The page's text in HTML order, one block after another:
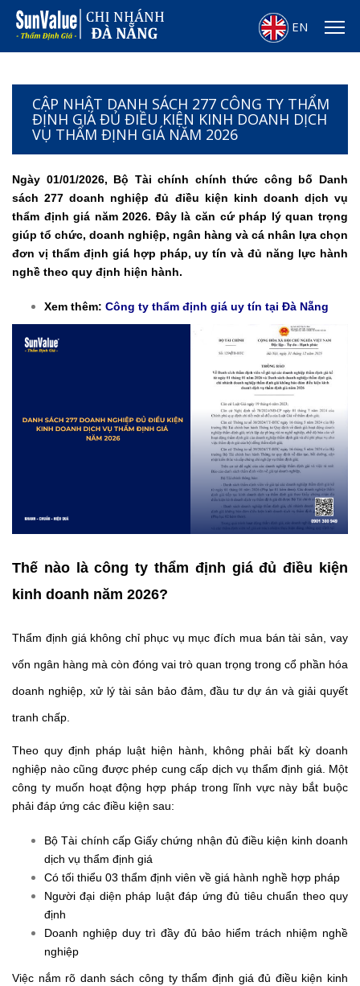
EN
CẬP NHẬT DANH SÁCH 277 CÔNG TY THẨM
ĐỊNH GIÁ ĐỦ ĐIỀU KIỆN KINH DOANH DỊCH
VỤ THẨM ĐỊNH GIÁ NĂM 2026
Ngày 01/01/2026, Bộ Tài chính chính thức công bố Danh
sách 277 doanh nghiệp đủ điều kiện kinh doanh dịch vụ
thẩm định giá năm 2026. Đây là căn cứ pháp lý quan trọng
giúp tổ chức, doanh nghiệp, ngân hàng và cá nhân lựa chọn
đơn vị thẩm định giá hợp pháp, uy tín và đủ năng lực hành
nghề theo quy định hiện hành.
Xem thêm: Công ty thẩm định giá uy tín tại Đà Nẵng
Thế nào là công ty thẩm định giá đủ điều kiện
kinh doanh năm 2026?
Thẩm định giá không chỉ phục vụ mục đích mua bán tài sản, vay
vốn ngân hàng mà còn đóng vai trò quan trọng trong cổ phần hóa
doanh nghiệp, xử lý tài sản bảo đảm, đầu tư dự án và giải quyết
tranh chấp.
Theo quy định pháp luật hiện hành, không phải bất kỳ doanh
nghiệp nào cũng được phép cung cấp dịch vụ thẩm định giá. Một
công ty muốn hoạt động hợp pháp trong lĩnh vực này bắt buộc
phải đáp ứng các điều kiện sau:
Bộ Tài chính cấp Giấy chứng nhận đủ điều kiện kinh doanh
dịch vụ thẩm định giá
Có tối thiểu 03 thẩm định viên về giá hành nghề hợp pháp
Người đại diện pháp luật đáp ứng đủ tiêu chuẩn theo quy
định
Doanh nghiệp duy trì đầy đủ bảo hiểm trách nhiệm nghề
nghiệp
Việc nắm rõ danh sách công ty thẩm định giá đủ điều kiện kinh